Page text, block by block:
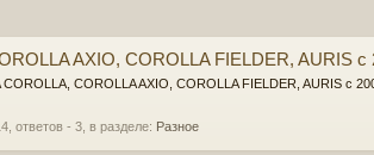
AXIO, COROLLA FIELDER, AURIS с
COROLLA, COROLLA AXIO, COROLLA FIELDER, AURIS с
, ответов - 3, в разделе: Разное